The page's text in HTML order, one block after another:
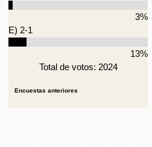
3%
E) 2-1
13%
Total de votos: 2024
Encuestas anteriores